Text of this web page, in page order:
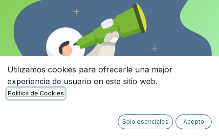
Utilizamos cookies para ofrecerle una mejor
experiencia de usuario en este sitio web.
Política de Cookies
Solo esenciales Acepto